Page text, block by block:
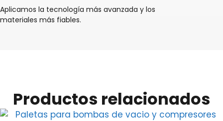
Aplicamos la tecnología más avanzada y los
materiales más fiables.
Productos relacionados